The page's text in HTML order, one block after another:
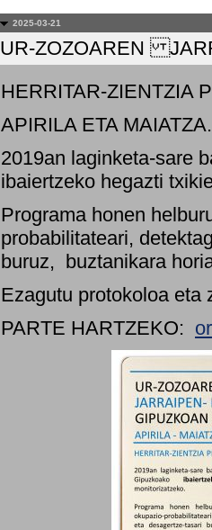
2025-03-21
UR-ZOZOAREN
HERRITAR-ZIENTZIA
APIRILA ETA MAIATZA.
2019an laginketa-sare
ibaiertzeko hegazti
Programa honen
probabilitateari,
buruz, buztanikara
Ezagutu protokoloa eta
PARTE HARTZEKO: